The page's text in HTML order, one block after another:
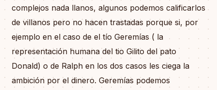
complejos nada llanos, algunos podemos calificarlos
de villanos pero no hacen trastadas porque si, por
ejemplo en el caso de el tío Geremías ( la
representación humana del tio Gilito del pato
Donald) o de Ralph en los dos casos les ciega la
ambición por el dinero. Geremías podemos